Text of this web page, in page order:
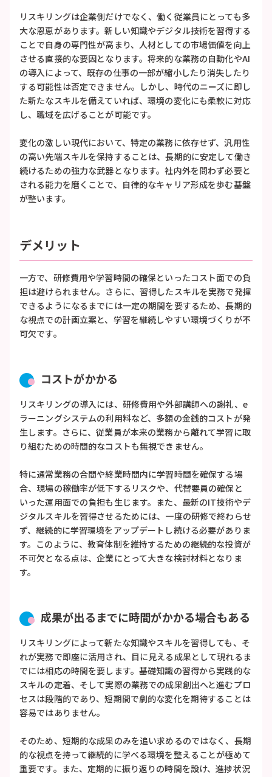
リスキリングは企業側だけでなく、働く従業員にとっても多
大な恩恵があります。新しい知識やデジタル技術を習得する
ことで自身の専門性が高まり、人材としての市場価値を向上
させる直接的な要因となります。将来的な業務の自動化やAI
の導入によって、既存の仕事の一部が縮小したり消失したり
する可能性は否定できません。しかし、時代のニーズに即し
た新たなスキルを備えていれば、環境の変化にも柔軟に対応
し、職域を広げることが可能です。
変化の激しい現代において、特定の業務に依存せず、汎用性
の高い先端スキルを保持することは、長期的に安定して働き
続けるための強力な武器となります。社内外を問わず必要と
される能力を磨くことで、自律的なキャリア形成を歩む基盤
が整います。
デメリット
一方で、研修費用や学習時間の確保といったコスト面での負
担は避けられません。さらに、習得したスキルを実務で発揮
できるようになるまでには一定の期間を要するため、長期的
な視点での計画立案と、学習を継続しやすい環境づくりが不
可欠です。
コストがかかる
リスキリングの導入には、研修費用や外部講師への謝礼、e
ラーニングシステムの利用料など、多額の金銭的コストが発
生します。さらに、従業員が本来の業務から離れて学習に取
り組むための時間的なコストも無視できません。
特に通常業務の合間や終業時間内に学習時間を確保する場
合、現場の稼働率が低下するリスクや、代替要員の確保と
いった運用面での負担も生じます。また、最新のIT技術やデ
ジタルスキルを習得させるためには、一度の研修で終わらせ
ず、継続的に学習環境をアップデートし続ける必要がありま
す。このように、教育体制を維持するための継続的な投資が
不可欠となる点は、企業にとって大きな検討材料となりま
す。
成果が出るまでに時間がかかる場合もある
リスキリングによって新たな知識やスキルを習得しても、そ
れが実務で即座に活用され、目に見える成果として現れるま
でには相応の時間を要します。基礎知識の習得から実践的な
スキルの定着、そして実際の業務での成果創出へと進むプロ
セスは段階的であり、短期間で劇的な変化を期待することは
容易ではありません。
そのため、短期的な成果のみを追い求めるのではなく、長期
的な視点を持って継続的に学べる環境を整えることが極めて
重要です。また、定期的に振り返りの時間を設け、進捗状況